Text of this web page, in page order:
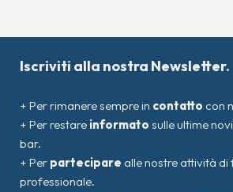
Iscriviti alla nostra Newsletter.
+ Per rimanere sempre in contatto con
+ Per restare informato sulle ultime
bar.
+ Per partecipare alle nostre attività
professionale.